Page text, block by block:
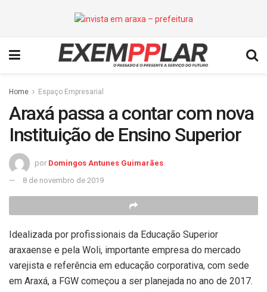
Home Espaço Empresarial
Araxá passa a contar com nova
Instituição de Ensino Superior
por Domingos Antunes Guimarães
8 de novembro de 2019
Idealizada por profissionais da Educação Superior
araxaense e pela Woli, importante empresa do mercado
varejista e referência em educação corporativa, com sede
em Araxá, a FGW começou a ser planejada no ano de 2017.